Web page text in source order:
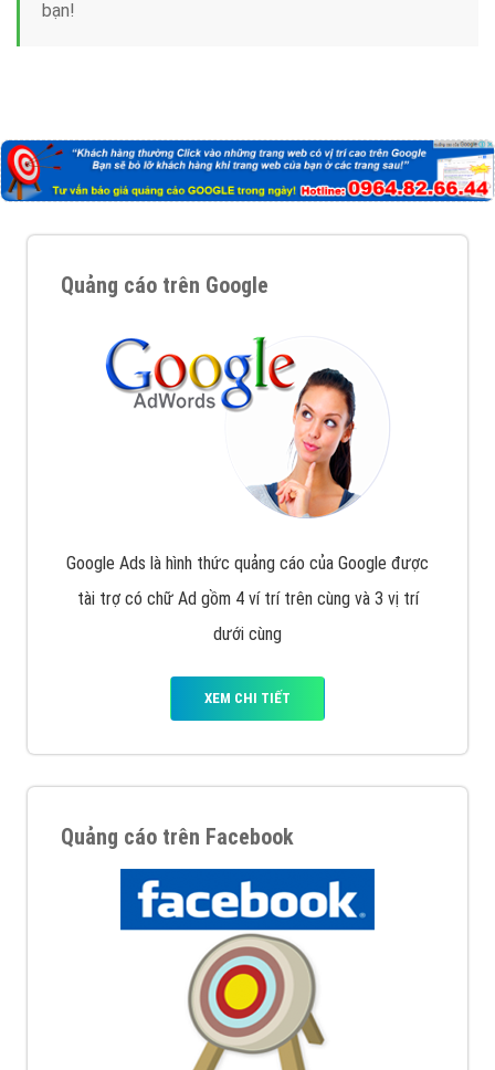
bạn!
Quảng cáo trên Google
Google Ads là hình thức quảng cáo của Google được
tài trợ có chữ Ad gồm 4 ví trí trên cùng và 3 vị trí
dưới cùng
XEM CHI TIẾT
Quảng cáo trên Facebook